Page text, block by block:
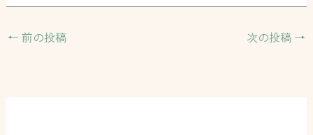
← 前の投稿 次の投稿 →